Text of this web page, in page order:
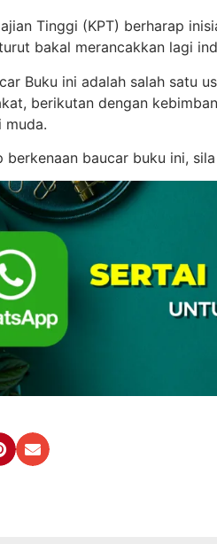
Tinggi (KPT) berharap
bakal merancakkan lagi
Buku ini adalah salah satu
berikutan dengan
muda.
baucar buku ini,